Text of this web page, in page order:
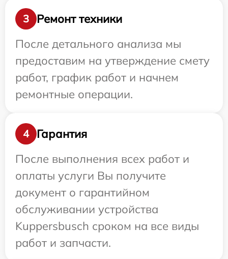
3
Ремонт техники
После детального анализа мы
предоставим на утверждение смету
работ, график работ и начнем
ремонтные операции.
4
Гарантия
После выполнения всех работ и
оплаты услуги Вы получите
документ о гарантийном
обслуживании устройства
Kuppersbusch сроком на все виды
работ и запчасти.